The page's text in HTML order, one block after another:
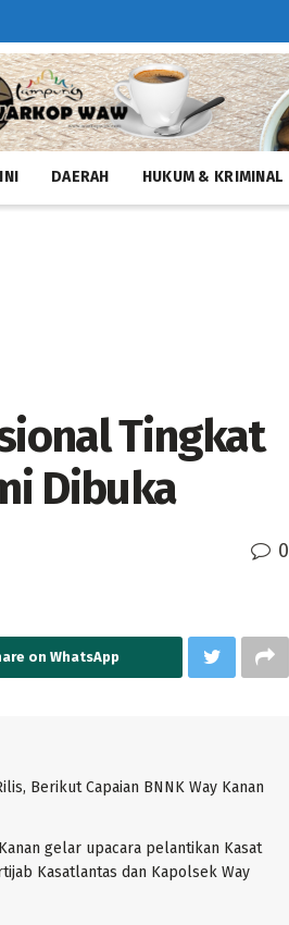
DAERAH HUKUM & KRIMINAL
Tingkat
Dibuka
0
on WhatsApp
Berikut Capaian BNNK Way Kanan
gelar upacara pelantikan Kasat
Kasatlantas dan Kapolsek Way